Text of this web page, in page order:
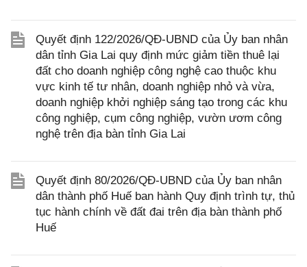
Quyết định 122/2026/QĐ-UBND của Ủy ban nhân
dân tỉnh Gia Lai quy định mức giảm tiền thuê lại
đất cho doanh nghiệp công nghệ cao thuộc khu
vực kinh tế tư nhân, doanh nghiệp nhỏ và vừa,
doanh nghiệp khởi nghiệp sáng tạo trong các khu
công nghiệp, cụm công nghiệp, vườn ươm công
nghệ trên địa bàn tỉnh Gia Lai
Quyết định 80/2026/QĐ-UBND của Ủy ban nhân
dân thành phố Huế ban hành Quy định trình tự, thủ
tục hành chính về đất đai trên địa bàn thành phố
Huế